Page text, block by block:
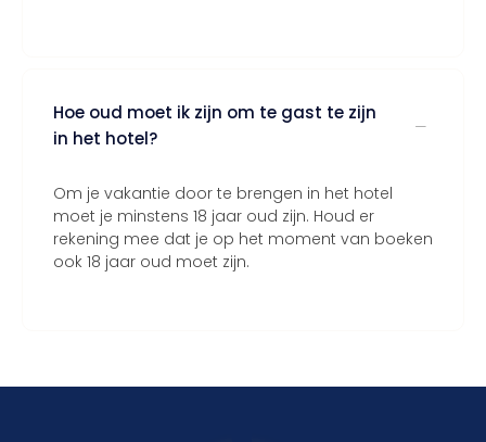
Hoe oud moet ik zijn om te gast te zijn
in het hotel?
Om je vakantie door te brengen in het hotel
moet je minstens 18 jaar oud zijn. Houd er
rekening mee dat je op het moment van boeken
ook 18 jaar oud moet zijn.